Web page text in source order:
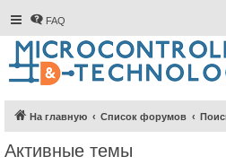
FAQ
На главную Список форумов
Активные темы